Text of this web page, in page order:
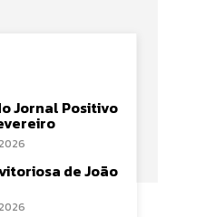
Jornal Positivo
de João